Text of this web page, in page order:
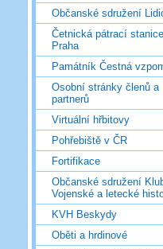
Občanské sdružení
Četnická pátrací stanice
Praha
Památník Čestná
Osobní stránky členů a
partnerů
Virtuální hřbitovy
Pohřebiště v ČR
Fortifikace
Občanské sdružení
Vojenské a letecké
KVH Beskydy
Oběti a hrdinové